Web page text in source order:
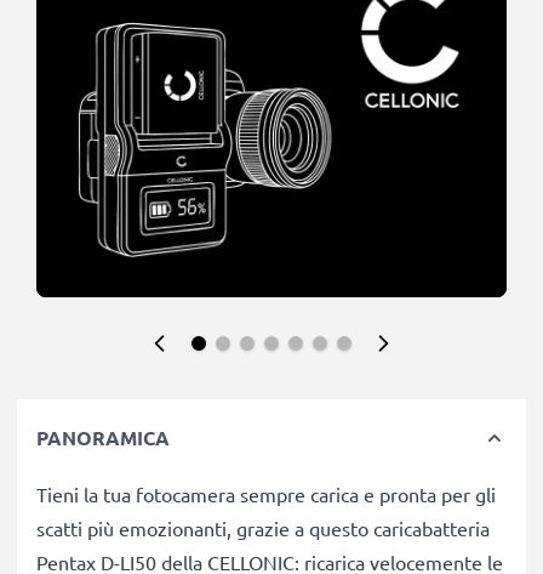
PANORAMICA
Tieni la tua fotocamera sempre carica e pronta per gli
scatti più emozionanti, grazie a questo caricabatteria
Pentax D-LI50 della CELLONIC: ricarica velocemente le